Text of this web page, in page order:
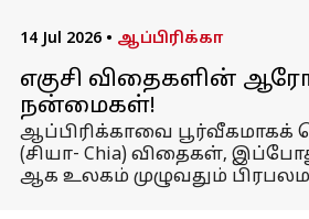
14 Jul 2026 • ஆப்பிரிக்கா
எகுசி விதைகளின்
நன்மைகள்!
ஆப்பிரிக்காவை பூர்வீகமாகக்
(சியா- Chia) விதைகள்,
ஆக உலகம் முழுவதும்